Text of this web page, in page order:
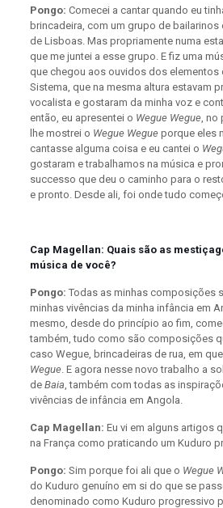
Pongo: Comecei a cantar quando eu
brincadeira, com um grupo de bailarinos
de Lisboas. Mas propriamente numa
que me juntei a esse grupo. E fiz uma
que chegou aos ouvidos dos elementos
Sistema, que na mesma altura estavam
vocalista e gostaram da minha voz e
então, eu apresentei o Wegue Wegue, no
lhe mostrei o Wegue Wegueporque eles
cantasse alguma coisa e eu cantei o
gostaram e trabalhamos na música e
successo que deu o caminho para o
e pronto. Desde ali, foi onde tudo
Cap Magellan: Quais são as
música de você?
Pongo: Todas as minhas composições
minhas vivências da minha infância em
mesmo, desde do princípio ao fim,
também, tudo como são composições
caso Wegue, brincadeiras de rua, em
Wegue. E agora nesse novo trabalho a
de Baia, também com todas as
vivências de infância em Angola.
Cap Magellan: Eu vi em alguns artigos
na França como praticando um Kuduro
Pongo: Sim porque foi ali que o Wegue
do Kuduro genuíno em si do que se
denominado como Kuduro progressivo